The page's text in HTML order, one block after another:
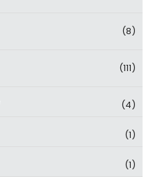
(8)
(111)
(4)
(1)
(1)